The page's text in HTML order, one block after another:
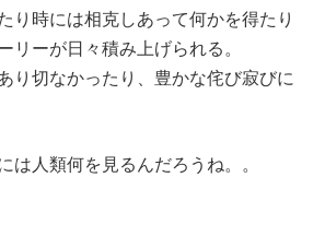
り時には相克しあって何かを得たり
リーが日々積み上げられる。
り切なかったり、豊かな侘び寂びに
は人類何を見るんだろうね。。